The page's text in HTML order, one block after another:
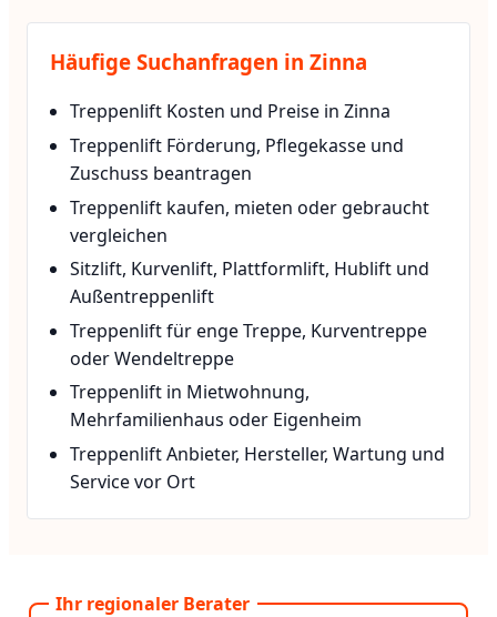
Häufige Suchanfragen in Zinna
Treppenlift Kosten und Preise in Zinna
Treppenlift Förderung, Pflegekasse und
Zuschuss beantragen
Treppenlift kaufen, mieten oder gebraucht
vergleichen
Sitzlift, Kurvenlift, Plattformlift, Hublift und
Außentreppenlift
Treppenlift für enge Treppe, Kurventreppe
oder Wendeltreppe
Treppenlift in Mietwohnung,
Mehrfamilienhaus oder Eigenheim
Treppenlift Anbieter, Hersteller, Wartung und
Service vor Ort
Ihr regionaler Berater